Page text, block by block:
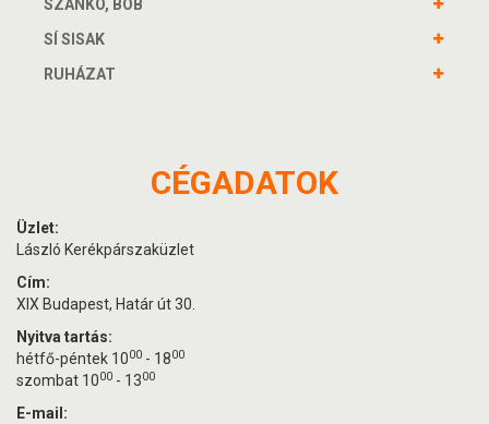
SZÁNKÓ, BOB
SÍ SISAK
RUHÁZAT
CÉGADATOK
Üzlet:
László Kerékpárszaküzlet
Cím:
XIX Budapest, Határ út 30.
Nyitva tartás:
hétfő-péntek 1000 - 1800
szombat 1000 - 1300
E-mail: